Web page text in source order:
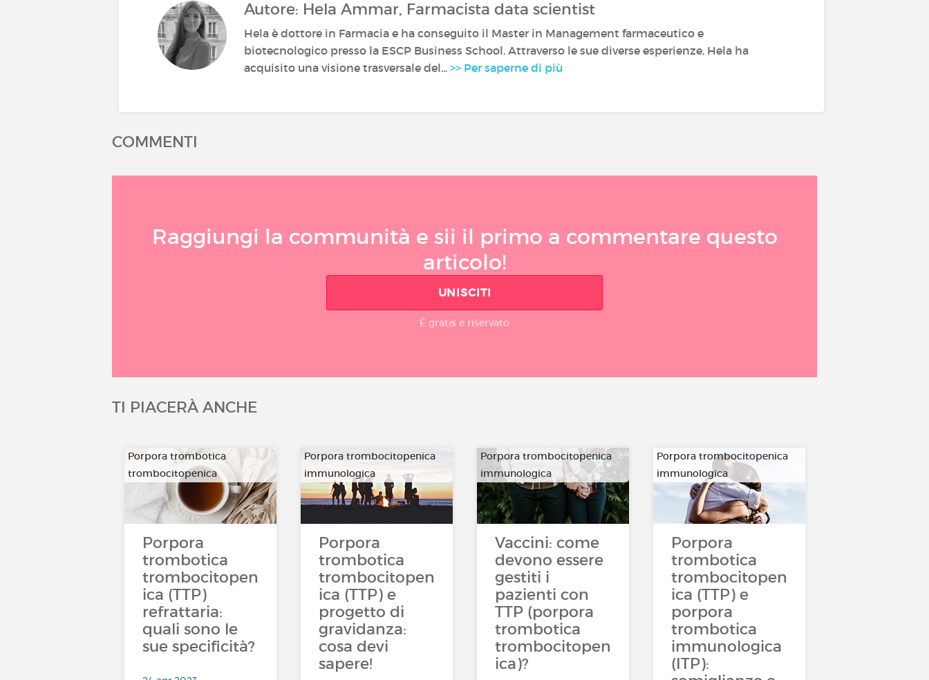
Autore: Hela Ammar, Farmacista data scientist
Hela è dottore in Farmacia e ha conseguito il Master in Management farmaceutico e
biotecnologico presso la ESCP Business School. Attraverso le sue diverse esperienze, Hela ha
acquisito una visione trasversale del... >> Per saperne di più
COMMENTI
Raggiungi la communità e sii il primo a commentare questo
articolo!
UNISCITI
È gratis e riservato
TI PIACERÀ ANCHE
Porpora trombotica
trombocitopenica
Porpora
trombotica
trombocitopen
ica (TTP)
refrattaria:
quali sono le
sue specificità?
Porpora trombocitopenica
immunologica
…
Porpora
trombotica
trombocitopen
ica (TTP) e
progetto di
gravidanza:
cosa devi
sapere!
Porpora trombocitopenica
immunologica
…
Vaccini: come
devono essere
gestiti i
pazienti con
TTP (porpora
trombotica
trombocitopen
ica)?
Porpora trombocitopenica
immunologica
…
Porpora
trombotica
trombocitopen
ica (TTP) e
porpora
trombotica
immunologica
(ITP):